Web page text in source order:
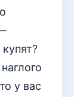
у вас